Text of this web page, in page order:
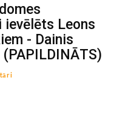
Leons
- Dainis